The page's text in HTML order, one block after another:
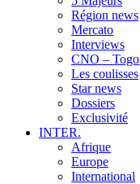
Région news
Mercato
Interviews
CNO – Togo
Les coulisses
Star news
Dossiers
Exclusivité
INTER.
Afrique
Europe
International